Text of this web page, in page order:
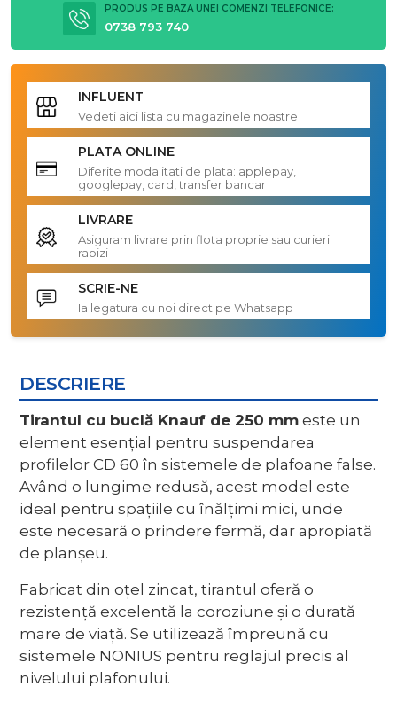
PRODUS PE BAZA UNEI COMENZI TELEFONICE:
0738 793 740
INFLUENT
Vedeti aici lista cu magazinele noastre
PLATA ONLINE
Diferite modalitati de plata: applepay,
googlepay, card, transfer bancar
LIVRARE
Asiguram livrare prin flota proprie sau curieri
rapizi
SCRIE-NE
Ia legatura cu noi direct pe Whatsapp
DESCRIERE
Tirantul cu buclă Knauf de 250 mm este un
element esențial pentru suspendarea
profilelor CD 60 în sistemele de plafoane false.
Având o lungime redusă, acest model este
ideal pentru spațiile cu înălțimi mici, unde
este necesară o prindere fermă, dar apropiată
de planșeu.
Fabricat din oțel zincat, tirantul oferă o
rezistență excelentă la coroziune și o durată
mare de viață. Se utilizează împreună cu
sistemele NONIUS pentru reglajul precis al
nivelului plafonului.